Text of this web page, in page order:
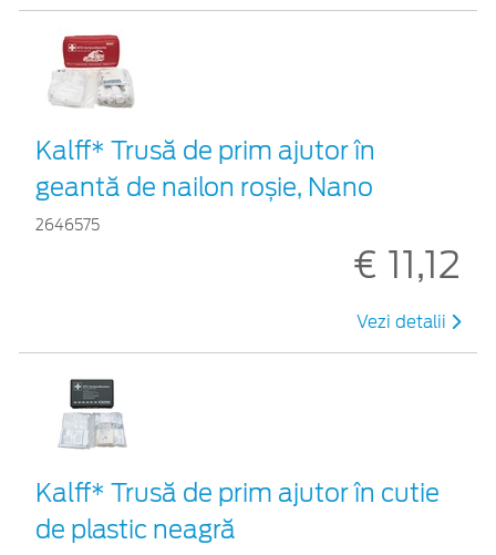
Kalff* Trusă de prim ajutor în
geantă de nailon roșie, Nano
2646575
€ 11,12
Vezi detalii
Kalff* Trusă de prim ajutor în cutie
de plastic neagră